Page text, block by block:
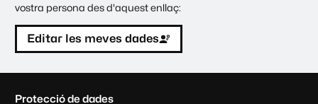
vostra persona des d'aquest enllaç:
Editar les meves dades
Protecció de dades